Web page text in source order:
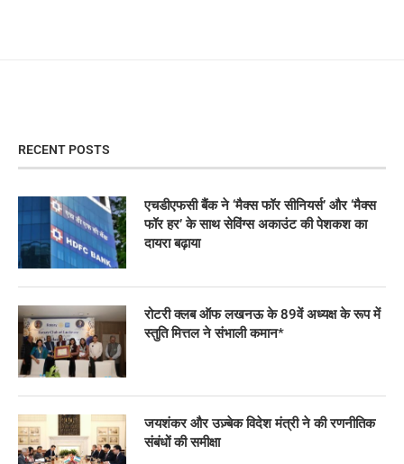
RECENT POSTS
एचडीएफसी बैंक ने ‘मैक्स फॉर सीनियर्स’ और ‘मैक्स
फॉर हर’ के साथ सेविंग्स अकाउंट की पेशकश का
दायरा बढ़ाया
रोटरी क्लब ऑफ लखनऊ के 89वें अध्यक्ष के रूप में
स्तुति मित्तल ने संभाली कमान*
जयशंकर और उज़्बेक विदेश मंत्री ने की रणनीतिक
संबंधों की समीक्षा